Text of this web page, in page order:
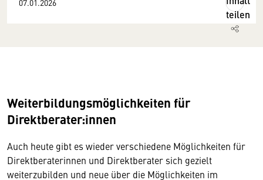
07.01.2026
teilen
Weiterbildungsmöglichkeiten für
Direktberater:innen
Auch heute gibt es wieder verschiedene Möglichkeiten für
Direktberaterinnen und Direktberater sich gezielt
weiterzubilden und neue über die Möglichkeiten im